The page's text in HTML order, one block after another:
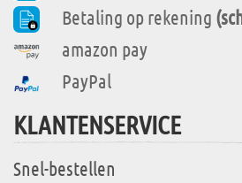
Betaling op rekening
amazon pay
PayPal
KLANTENSERVICE
Snel-bestellen